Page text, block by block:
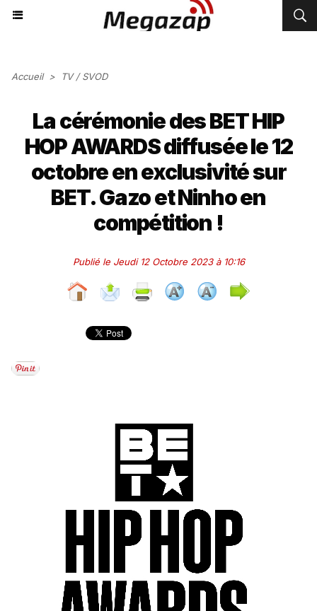
Accueil > TV / SVOD
La cérémonie des BET HIP
HOP AWARDS diffusée le 12
octobre en exclusivité sur
BET. Gazo et Ninho en
compétition !
Publié le Jeudi 12 Octobre 2023 à 10:16